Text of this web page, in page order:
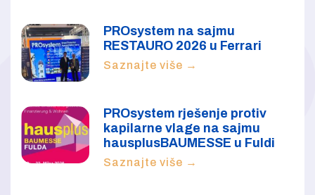
PROsystem na sajmu
RESTAURO 2026 u Ferrari
Saznajte više →
PROsystem rješenje protiv
kapilarne vlage na sajmu
hausplusBAUMESSE u Fuldi
Saznajte više →